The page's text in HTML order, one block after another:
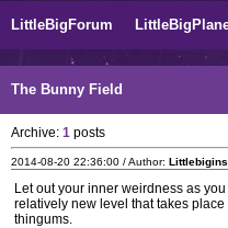
LittleBigForum
The Bunny Field
Archive: 1 posts
2014-08-20 22:36:00 / Author:
Let out your inner weirdness as
relatively new level that takes
thingums.